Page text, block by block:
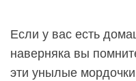
Если у вас есть
наверняка вы
эти унылые